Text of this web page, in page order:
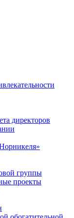
директоров
группы
проекты